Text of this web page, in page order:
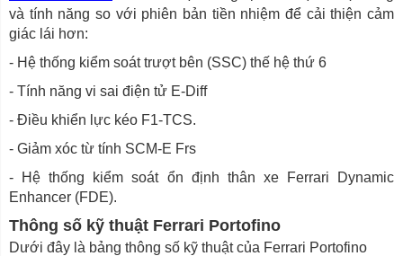
và tính năng so với phiên bản tiền nhiệm để cải thiện cảm
giác lái hơn:
- Hệ thống kiểm soát trượt bên (SSC) thế hệ thứ 6
- Tính năng vi sai điện tử E-Diff
- Điều khiển lực kéo F1-TCS.
- Giảm xóc từ tính SCM-E Frs
- Hệ thống kiểm soát ổn định thân xe Ferrari Dynamic
Enhancer (FDE).
Thông số kỹ thuật Ferrari Portofino
Dưới đây là bảng thông số kỹ thuật của Ferrari Portofino